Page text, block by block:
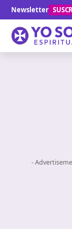
Newsletter
-